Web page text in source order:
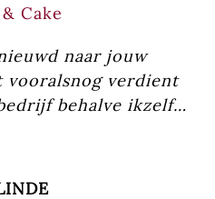
Cake
naar jouw
vooralsnog verdient
behalve ikzelf…